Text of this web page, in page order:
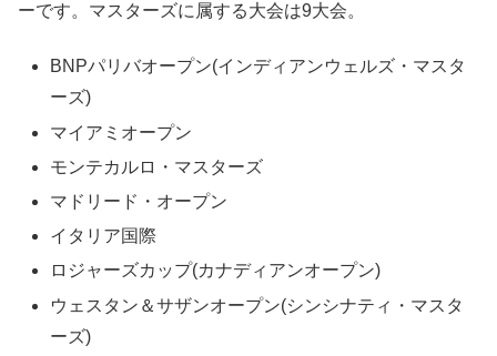
ーです。マスターズに属する大会は9大会。
BNPパリバオープン(インディアンウェルズ・マスタ
ーズ)
マイアミオープン
モンテカルロ・マスターズ
マドリード・オープン
イタリア国際
ロジャーズカップ(カナディアンオープン)
ウェスタン＆サザンオープン(シンシナティ・マスタ
ーズ)